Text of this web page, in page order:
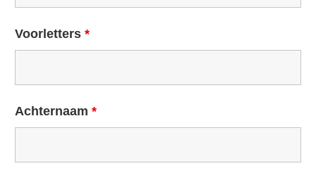
Voorletters *
Achternaam *